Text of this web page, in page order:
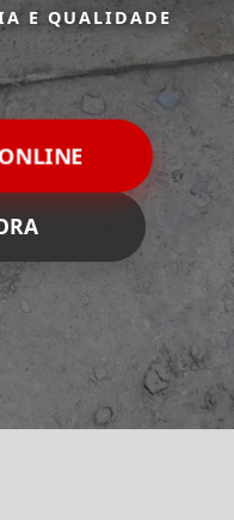
E QUALIDADE